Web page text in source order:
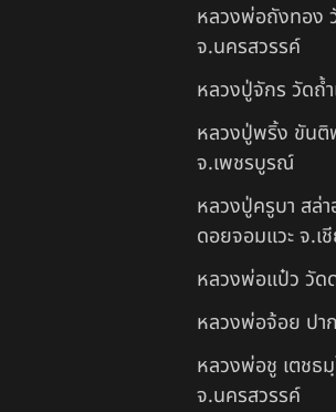
หลวงพ่อถังทอง
จ.นครสวรรค์
หลวงปู่จักร วัดถ้ำ
หลวงปู่พริ้ง ขัน
จ.เพชรบูรณ์
หลวงปู่ครูบา สล่
ดอยจอมแวะ จ.เ
หลวงพ่อแป๋ว วัด
หลวงพ่อจ้อย ปา
หลวงพ่อชู เตชธ
จ.นครสวรรค์